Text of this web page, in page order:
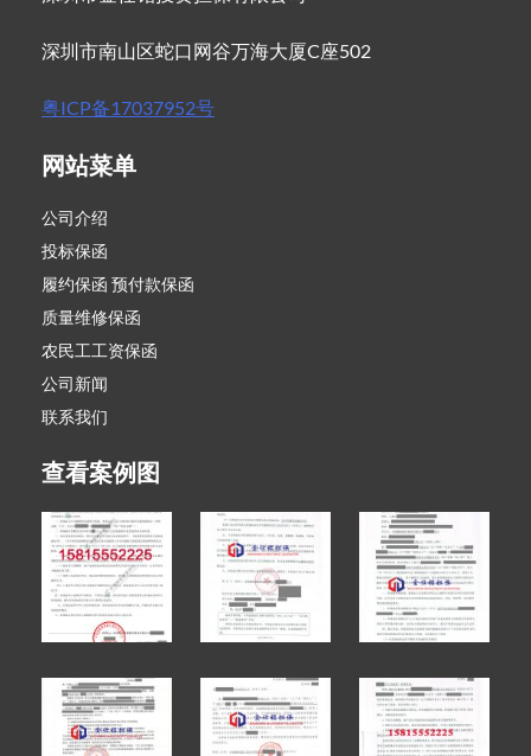
深圳市南山区蛇口网谷万海大厦C座502
粤ICP备17037952号
网站菜单
公司介绍
投标保函
履约保函 预付款保函
质量维修保函
农民工工资保函
公司新闻
联系我们
查看案例图